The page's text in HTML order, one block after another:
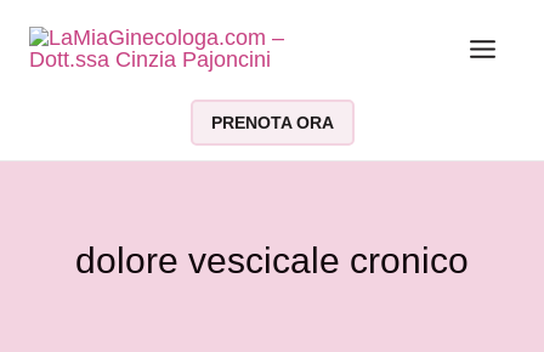
PRENOTA ORA
dolore vescicale cronico